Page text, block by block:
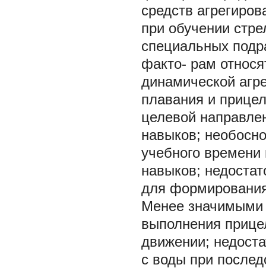
средств
при обучении
специальных
факто- рам
динамической
плавания и
целевой
навыков;
учебного времени
навыков;
для
Менее значимыми
выполнения
движении;
с воды при